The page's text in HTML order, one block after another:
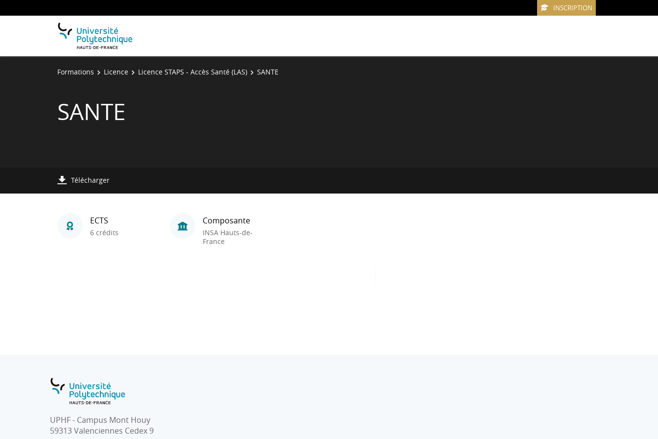
INSCRIPTION
Formations Licence Licence STAPS - Accès Santé (LAS) SANTE
SANTE
Télécharger
ECTS
6 crédits
Composante
INSA Hauts-de-
France
UPHF - Campus Mont Houy
59313 Valenciennes Cedex 9